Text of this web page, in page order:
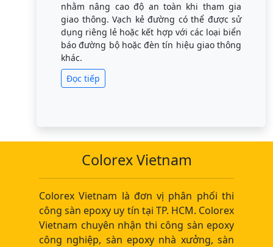
nhằm nâng cao độ an toàn khi tham gia
giao thông. Vạch kẻ đường có thể được sử
dụng riêng lẻ hoặc kết hợp với các loại biển
báo đường bộ hoặc đèn tín hiệu giao thông
khác.
Đọc tiếp
Colorex Vietnam
Colorex Vietnam là đơn vị phân phối thi
công sàn epoxy uy tín tại TP. HCM. Colorex
Vietnam chuyên nhận thi công sàn epoxy
công nghiệp, sàn epoxy nhà xưởng, sàn